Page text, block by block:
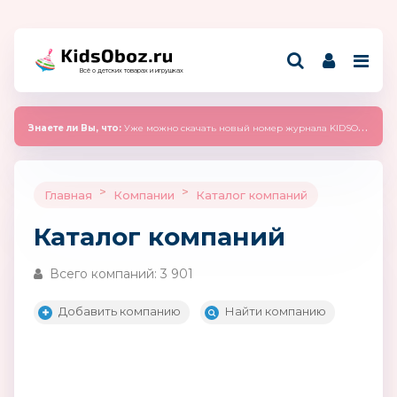
Всё о детских товарах и игрушках
Знаете ли Вы, что: Уже можно скачать новый номер журнала KIDSOBOZ 2025 (сентябрь)
Главная > Компании > Каталог компаний
Каталог компаний
Всего компаний: 3 901
Добавить компанию Найти компанию